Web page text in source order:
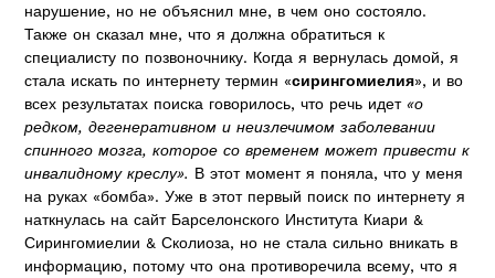
нарушение, но не объяснил мне, в чем оно состояло.
Также он сказал мне, что я должна обратиться к
специалисту по позвоночнику. Когда я вернулась домой, я
стала искать по интернету термин «сирингомиелия», и во
всех результатах поиска говорилось, что речь идет«о
редком, дегенеративном и неизлечимом заболевании
спинного мозга, которое со временем может привести к
инвалидному креслу». В этот момент я поняла, что у меня
на руках «бомба». Уже в этот первый поиск по интернету я
наткнулась на сайт Барселонского Института Киари &
Сирингомиелии & Сколиоза, но не стала сильно вникать в
информацию, потому что она противоречила всему, что я